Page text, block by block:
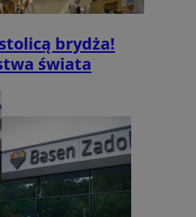
brydża!
świata